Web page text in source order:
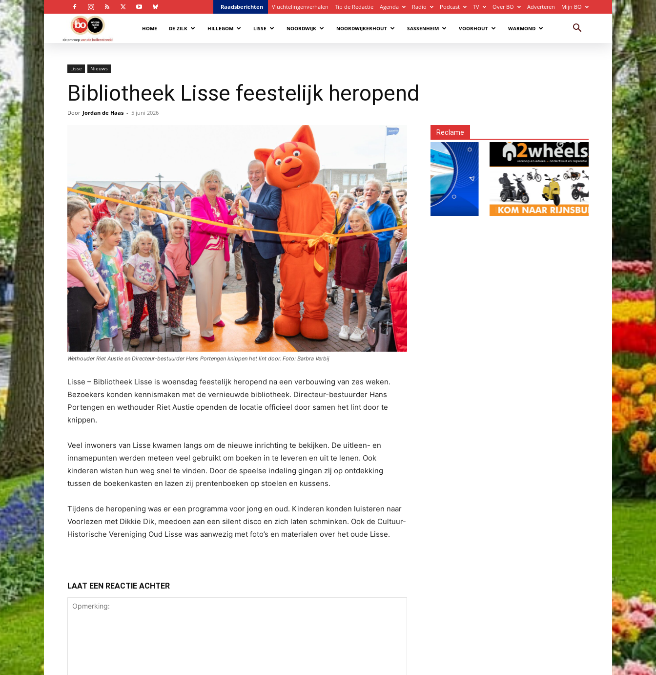
Raadsberichten Vluchtelingenverhalen Tip de Redactie Agenda Radio Podcast TV Over BO Adverteren Mijn BO
Bollenstreek
HOME DE ZILK HILLEGOM LISSE NOORDWIJK NOORDWIJKERHOUT SASSENHEIM VOORHOUT WARMOND
Lisse Nieuws
Bibliotheek Lisse feestelijk heropend
Door Jordan de Haas - 5 juni 2026
Wethouder Riet Austie en Directeur-bestuurder Hans Portengen knippen het lint door. Foto: Barbra Verbij
Lisse – Bibliotheek Lisse is woensdag feestelijk heropend na een verbouwing van zes weken.
Bezoekers konden kennismaken met de vernieuwde bibliotheek. Directeur-bestuurder Hans
Portengen en wethouder Riet Austie openden de locatie officieel door samen het lint door te
knippen.
Veel inwoners van Lisse kwamen langs om de nieuwe inrichting te bekijken. De uitleen- en
innamepunten werden meteen veel gebruikt om boeken in te leveren en uit te lenen. Ook
kinderen wisten hun weg snel te vinden. Door de speelse indeling gingen zij op ontdekking
tussen de boekenkasten en lazen zij prentenboeken op stoelen en kussens.
Tijdens de heropening was er een programma voor jong en oud. Kinderen konden luisteren naar
Voorlezen met Dikkie Dik, meedoen aan een silent disco en zich laten schminken. Ook de Cultuur-
Historische Vereniging Oud Lisse was aanwezig met foto’s en materialen over het oude Lisse.
LAAT EEN REACTIE ACHTER
Reclame